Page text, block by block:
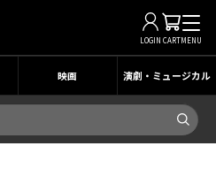
LOGIN CARTMENU
映画 演劇・ミュージカル